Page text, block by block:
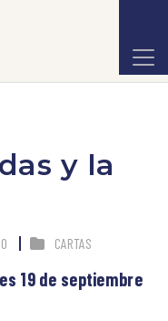
y la
CARTAS
19 de septiembre